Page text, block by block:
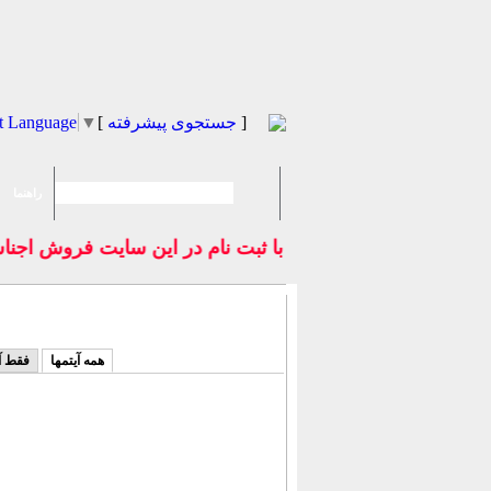
Language ▼ [ جستجوی پیشرفته ]
با ثبت نام در اين سايت فروش
همه آیتمها فقط